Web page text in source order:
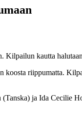
kautta
riippumatta.
ja Ida Cecilie